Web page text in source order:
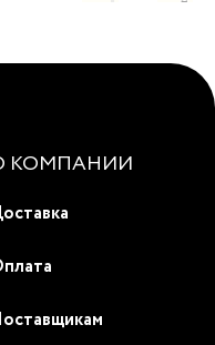
КОМПАНИИ